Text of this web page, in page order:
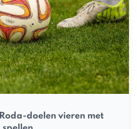
doelen vieren met